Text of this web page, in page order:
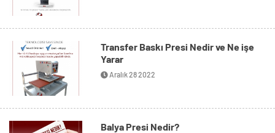
Transfer Baskı Presi Nedir ve Ne işe
Yarar
Aralık 28 2022
Balya Presi Nedir?